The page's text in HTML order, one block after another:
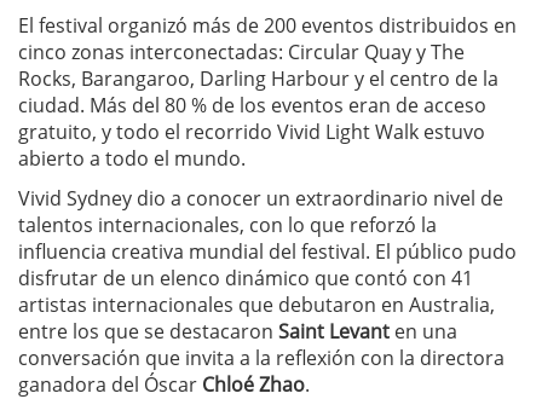
El festival organizó más de 200 eventos distribuidos en
cinco zonas interconectadas: Circular Quay y The
Rocks, Barangaroo, Darling Harbour y el centro de la
ciudad. Más del 80 % de los eventos eran de acceso
gratuito, y todo el recorrido Vivid Light Walk estuvo
abierto a todo el mundo.
Vivid Sydney dio a conocer un extraordinario nivel de
talentos internacionales, con lo que reforzó la
influencia creativa mundial del festival. El público pudo
disfrutar de un elenco dinámico que contó con 41
artistas internacionales que debutaron en Australia,
entre los que se destacaron Saint Levant en una
conversación que invita a la reflexión con la directora
ganadora del Óscar Chloé Zhao.